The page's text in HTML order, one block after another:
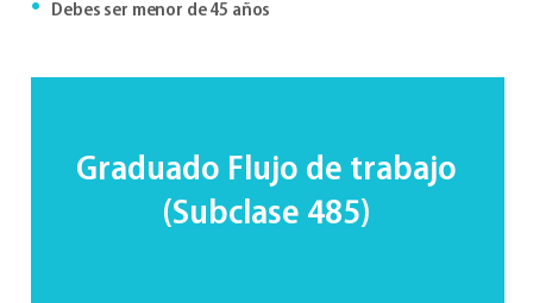
Debes ser menor de 45 años
Graduado Flujo de trabajo
(Subclase 485)